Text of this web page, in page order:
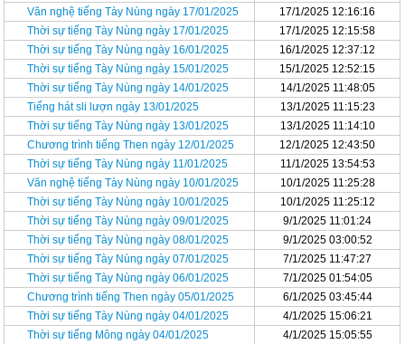
Văn nghệ tiếng Tày Nùng ngày 17/01/2025
17/1/2025 12:16:16
Thời sự tiếng Tày Nùng ngày 17/01/2025
17/1/2025 12:15:58
Thời sự tiếng Tày Nùng ngày 16/01/2025
16/1/2025 12:37:12
Thời sự tiếng Tày Nùng ngày 15/01/2025
15/1/2025 12:52:15
Thời sự tiếng Tày Nùng ngày 14/01/2025
14/1/2025 11:48:05
Tiếng hát sli lượn ngày 13/01/2025
13/1/2025 11:15:23
Thời sự tiếng Tày Nùng ngày 13/01/2025
13/1/2025 11:14:10
Chương trình tiếng Then ngày 12/01/2025
12/1/2025 12:43:50
Thời sự tiếng Tày Nùng ngày 11/01/2025
11/1/2025 13:54:53
Văn nghệ tiếng Tày Nùng ngày 10/01/2025
10/1/2025 11:25:28
Thời sự tiếng Tày Nùng ngày 10/01/2025
10/1/2025 11:25:12
Thời sự tiếng Tày Nùng ngày 09/01/2025
9/1/2025 11:01:24
Thời sự tiếng Tày Nùng ngày 08/01/2025
9/1/2025 03:00:52
Thời sự tiếng Tày Nùng ngày 07/01/2025
7/1/2025 11:47:27
Thời sự tiếng Tày Nùng ngày 06/01/2025
7/1/2025 01:54:05
Chương trình tiếng Then ngày 05/01/2025
6/1/2025 03:45:44
Thời sự tiếng Tày Nùng ngày 04/01/2025
4/1/2025 15:06:21
Thời sự tiếng Mông ngày 04/01/2025
4/1/2025 15:05:55